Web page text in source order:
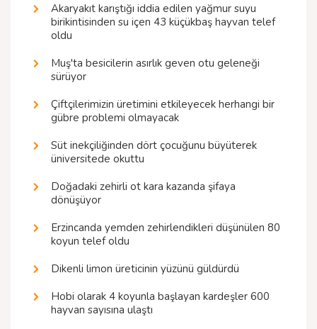
Akaryakıt karıştığı iddia edilen yağmur suyu
birikintisinden su içen 43 küçükbaş hayvan telef
oldu
Muş'ta besicilerin asırlık geven otu geleneği
sürüyor
Çiftçilerimizin üretimini etkileyecek herhangi bir
gübre problemi olmayacak
Süt inekçiliğinden dört çocuğunu büyüterek
üniversitede okuttu
Doğadaki zehirli ot kara kazanda şifaya
dönüşüyor
Erzincanda yemden zehirlendikleri düşünülen 80
koyun telef oldu
Dikenli limon üreticinin yüzünü güldürdü
Hobi olarak 4 koyunla başlayan kardeşler 600
hayvan sayısına ulaştı